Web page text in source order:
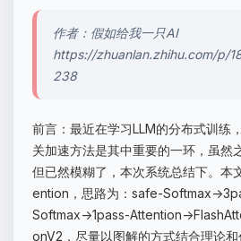
作者：假如给我一只AI
https://zhuanlan.zhihu.com/p/
238
前言：最近在学习LLM的分布式训练
关加速方法是其中重要的一环，虽然
但已然模糊了，本次系统总结下。本
ention，思路为：safe-Softmax-
Softmax->1pass-Attention-
onV2，尽量以图解的方式结合理论和